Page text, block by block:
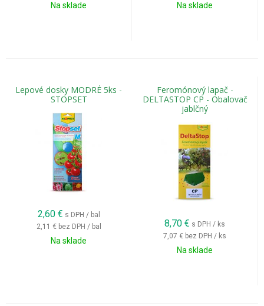
Na sklade Na sklade
Lepové dosky MODRÉ 5ks -
STOPSET
2,60 € s DPH / bal
2,11 € bez DPH / bal
Na sklade
Feromónový lapač -
DELTASTOP CP - Obalovač
jablčný
8,70 € s DPH / ks
7,07 € bez DPH / ks
Na sklade